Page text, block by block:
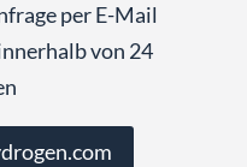
per E-Mail
von 24